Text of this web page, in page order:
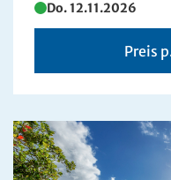
Do. 12.11.2026
Preis